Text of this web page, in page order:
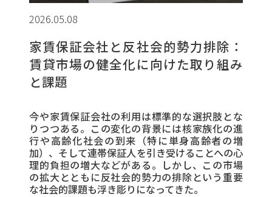
2026.05.08
家賃保証会社と反社会的勢力排除：
賃貸市場の健全化に向けた取り組み
と課題
今や家賃保証会社の利用は標準的な選択肢とな
りつつある。この変化の背景には核家族化の進
行や高齢化社会の到来（特に単身高齢者の増
加）、そして連帯保証人を引き受けることへの心
理的負担の増大などがある。しかし、この市場
の拡大とともに反社会的勢力の排除という重要
な社会的課題も浮き彫りになってきた。